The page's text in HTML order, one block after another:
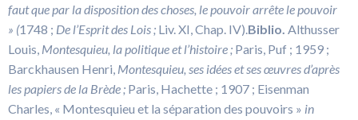
faut que par la disposition des choses, le pouvoir arrête le pouvoir
» (1748 ; De l’Esprit des Lois ; Liv. XI, Chap. IV).Biblio. Althusser
Louis, Montesquieu, la politique et l’histoire ; Paris, Puf ; 1959 ;
Barckhausen Henri, Montesquieu, ses idées et ses œuvres d’après
les papiers de la Brède ; Paris, Hachette ; 1907 ; Eisenman
Charles, « Montesquieu et la séparation des pouvoirs » in